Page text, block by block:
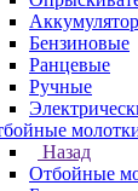
Бензиновые
Ранцевые
Ручные
Назад
Отбойные